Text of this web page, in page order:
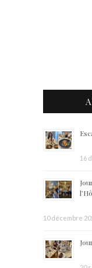
16
10 décembre